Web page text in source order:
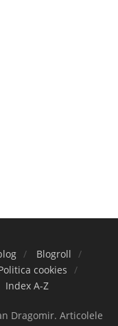
Blogroll
cookies
Index A-Z
Dragomir. Articolele